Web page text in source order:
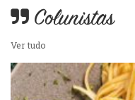
Colunistas
Ver tudo